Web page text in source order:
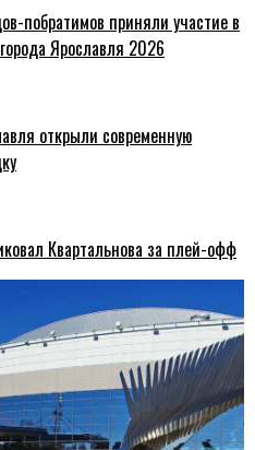
побратимов приняли участие в
Ярославля 2026
открыли современную
Квартальнова за плей-офф